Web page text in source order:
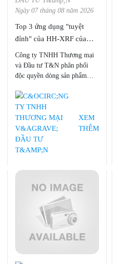
Ngày 07 tháng 08 năm 2026
Top 3 ứng dụng "tuyệt
đỉnh" của HH-XRF của
Bruker BNA
Công ty TNHH Thương mại
và Đầu tư T&N phân phối
độc quyền dòng sản phẩm
cầm tay (HH - XRF), bao
gồm, S1 TITAN, CTX,
TRACER 5 của Bruker BNA
tại Việt Nam.
XEM
THÊM